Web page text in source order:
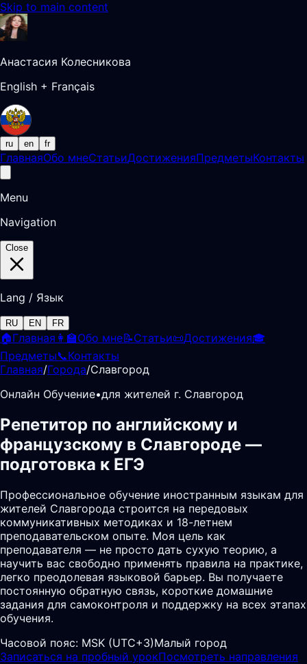
Skip to main content
Анастасия Колесникова
English + Français
ru en fr
ГлавнаяОбо мнеСтатьиДостиженияПредметыКонтакты
Menu
Navigation
Close
Lang / Язык
RU EN FR
🏠Главная 👩‍🏫Обо мне📝Статьи📜Достижения🎓
Предметы📞Контакты
Главная/Города/Славгород
Онлайн Обучение•для жителей г. Славгород
Репетитор по английскому и
французскому в Славгороде —
подготовка к ЕГЭ
Профессиональное обучение иностранным языкам для
жителей Славгорода строится на передовых
коммуникативных методиках и 18-летнем
преподавательском опыте. Моя цель как
преподавателя — не просто дать сухую теорию, а
научить вас свободно применять правила на практике,
легко преодолевая языковой барьер. Вы получаете
постоянную обратную связь, короткие домашние
задания для самоконтроля и поддержку на всех этапах
обучения.
Часовой пояс: MSK (UTC+3)Малый город
Записаться на пробный урокПосмотреть направления